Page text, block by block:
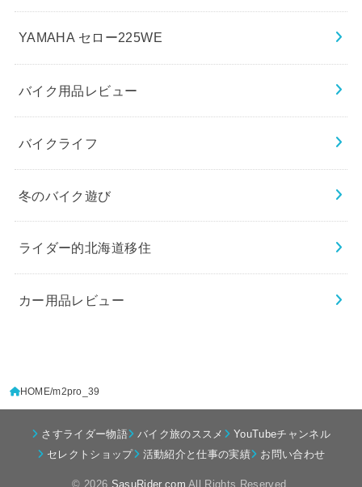
YAMAHA セロー225WE
バイク用品レビュー
バイクライフ
冬のバイク遊び
ライダー的北海道移住
カー用品レビュー
HOME m2pro_39
さすライダー物語 バイク旅のススメ
YouTubeチャンネル
セレクトショップ
活動紹介と仕事の実績 お問い合わせ
© 2026 SasuRider.com All Rights Reserved.